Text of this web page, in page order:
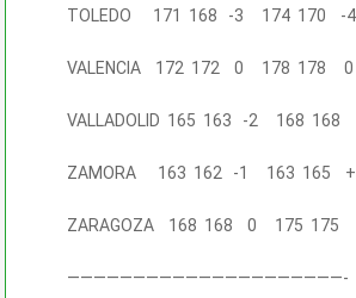
TOLEDO 171 168 -3 174 170 -
VALENCIA 172 172 0 178 178
VALLADOLID 165 163 -2 168
ZAMORA 163 162 -1 163 165
ZARAGOZA 168 168 0 175 175
—————————————————————-